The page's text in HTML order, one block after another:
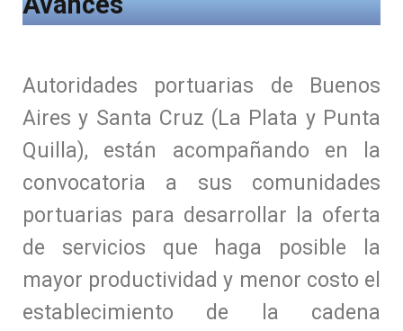
Autoridades portuarias de Buenos
Aires y Santa Cruz (La Plata y Punta
Quilla), están acompañando en la
convocatoria a sus comunidades
portuarias para desarrollar la oferta
de servicios que haga posible la
mayor productividad y menor costo el
establecimiento de la cadena